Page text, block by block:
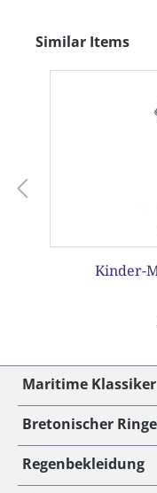
Produktgalerie
Similar Items
Kinder-
Maritime Klassiker
Bretonischer
Regenbekleidung